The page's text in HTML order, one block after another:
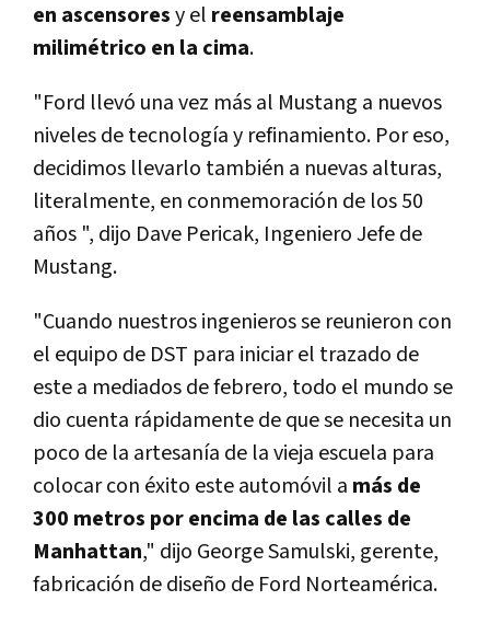
en ascensoresy el reensamblaje
milimétrico en la cima.
"Ford llevó una vez más al Mustang a nuevos
niveles de tecnología y refinamiento. Por eso,
decidimos llevarlo también a nuevas alturas,
literalmente, en conmemoración de los 50
años ", dijo Dave Pericak, Ingeniero Jefe de
Mustang.
"Cuando nuestros ingenieros se reunieron con
el equipo de DST para iniciar el trazado de
este a mediados de febrero, todo el mundo se
dio cuenta rápidamente de que se necesita un
poco de la artesanía de la vieja escuela para
colocar con éxito este automóvil a más de
300 metros por encima de las calles de
Manhattan," dijo George Samulski, gerente,
fabricación de diseño de Ford Norteamérica.